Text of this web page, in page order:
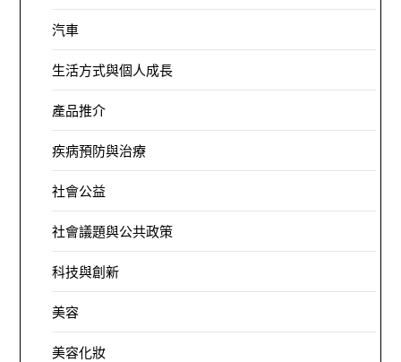
汽車
生活方式與個人成長
產品推介
疾病預防與治療
社會公益
社會議題與公共政策
科技與創新
美容
美容化妝